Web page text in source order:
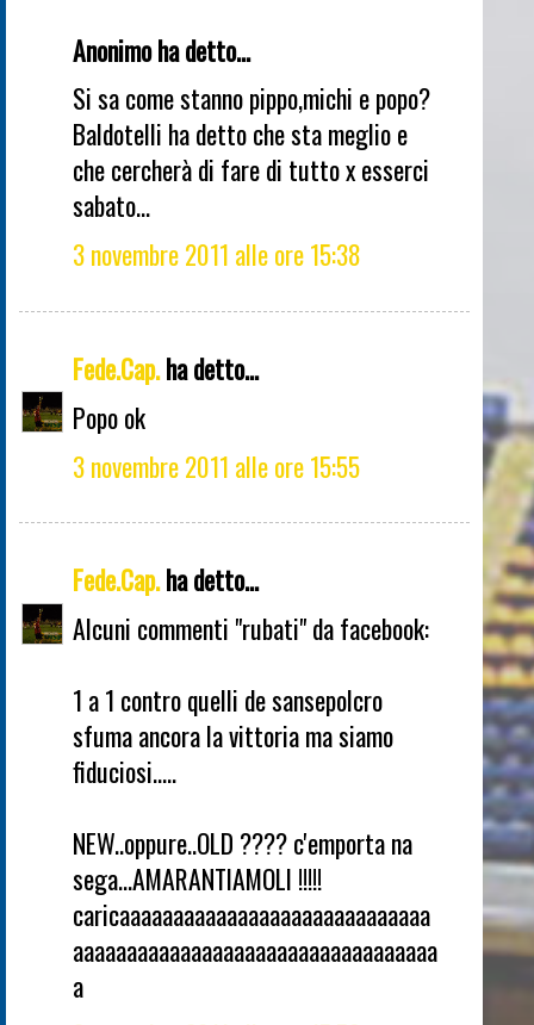
Anonimo ha detto...
Si sa come stanno pippo,michi e popo?
Baldotelli ha detto che sta meglio e
che cercherà di fare di tutto x esserci
sabato...
3 novembre 2011 alle ore 15:38
Fede.Cap.ha detto...
Popo ok
3 novembre 2011 alle ore 15:55
Fede.Cap.ha detto...
Alcuni commenti "rubati" da facebook:
1 a 1 contro quelli de sansepolcro
sfuma ancora la vittoria ma siamo
fiduciosi.....
NEW..oppure..OLD ???? c'emporta na
sega...AMARANTIAMOLI !!!!!
caricaaaaaaaaaaaaaaaaaaaaaaaaaaaaa
aaaaaaaaaaaaaaaaaaaaaaaaaaaaaaaaaa
a